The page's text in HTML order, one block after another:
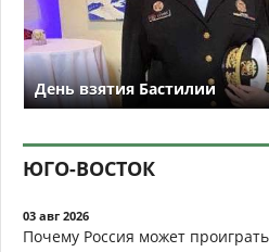
День взятия Бастилии
ЮГО-ВОСТОК
03 авг 2026
Почему Россия может